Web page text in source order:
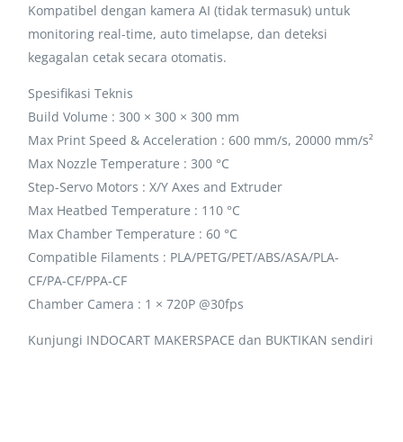
Kompatibel dengan kamera AI (tidak termasuk) untuk
monitoring real-time, auto timelapse, dan deteksi
kegagalan cetak secara otomatis.
Spesifikasi Teknis
Build Volume : 300 × 300 × 300 mm
Max Print Speed & Acceleration : 600 mm/s, 20000 mm/s²
Max Nozzle Temperature : 300 °C
Step-Servo Motors : X/Y Axes and Extruder
Max Heatbed Temperature : 110 °C
Max Chamber Temperature : 60 °C
Compatible Filaments : PLA/PETG/PET/ABS/ASA/PLA-
CF/PA-CF/PPA-CF
Chamber Camera : 1 × 720P @30fps
Kunjungi INDOCART MAKERSPACE dan BUKTIKAN sendiri